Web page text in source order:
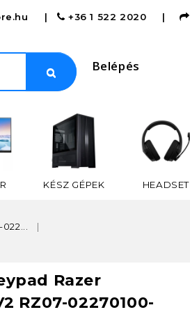
| +36 1 522 2020 |
Belépés
KÉSZ GÉPEK HEADSET
Razer
RZ07-02270100-